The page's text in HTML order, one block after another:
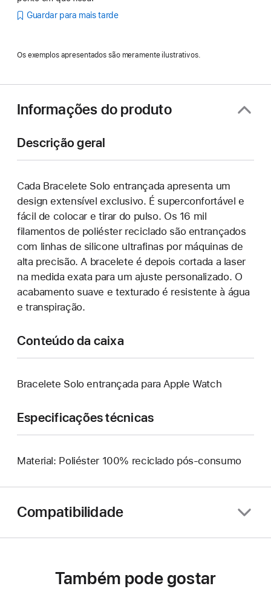
Guardar para mais tarde
Os exemplos apresentados são meramente ilustrativos.
Informações do produto
Descrição geral
Cada Bracelete Solo entrançada apresenta um
design extensível exclusivo. É superconfortável e
fácil de colocar e tirar do pulso. Os 16 mil
filamentos de poliéster reciclado são entrançados
com linhas de silicone ultrafinas por máquinas de
alta precisão. A bracelete é depois cortada a laser
na medida exata para um ajuste personalizado. O
acabamento suave e texturado é resistente à água
e transpiração.
Conteúdo da caixa
Bracelete Solo entrançada para Apple Watch
Especificações técnicas
Material: Poliéster 100% reciclado pós-consumo
Compatibilidade
Também pode gostar